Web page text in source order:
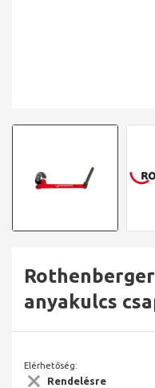
anyakulcs
Elérhetőség:
Rendelésre